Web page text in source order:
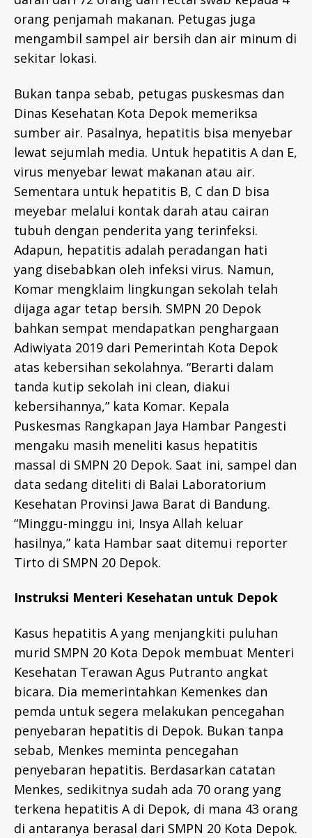
orang penjamah makanan. Petugas juga
mengambil sampel air bersih dan air minum di
sekitar lokasi.
Bukan tanpa sebab, petugas puskesmas dan
Dinas Kesehatan Kota Depok memeriksa
sumber air. Pasalnya, hepatitis bisa menyebar
lewat sejumlah media. Untuk hepatitis A dan E,
virus menyebar lewat makanan atau air.
Sementara untuk hepatitis B, C dan D bisa
meyebar melalui kontak darah atau cairan
tubuh dengan penderita yang terinfeksi.
Adapun, hepatitis adalah peradangan hati
yang disebabkan oleh infeksi virus. Namun,
Komar mengklaim lingkungan sekolah telah
dijaga agar tetap bersih. SMPN 20 Depok
bahkan sempat mendapatkan penghargaan
Adiwiyata 2019 dari Pemerintah Kota Depok
atas kebersihan sekolahnya. “Berarti dalam
tanda kutip sekolah ini clean, diakui
kebersihannya,” kata Komar. Kepala
Puskesmas Rangkapan Jaya Hambar Pangesti
mengaku masih meneliti kasus hepatitis
massal di SMPN 20 Depok. Saat ini, sampel dan
data sedang diteliti di Balai Laboratorium
Kesehatan Provinsi Jawa Barat di Bandung.
“Minggu-minggu ini, Insya Allah keluar
hasilnya,” kata Hambar saat ditemui reporter
Tirto di SMPN 20 Depok.
Instruksi Menteri Kesehatan untuk Depok
Kasus hepatitis A yang menjangkiti puluhan
murid SMPN 20 Kota Depok membuat Menteri
Kesehatan Terawan Agus Putranto angkat
bicara. Dia memerintahkan Kemenkes dan
pemda untuk segera melakukan pencegahan
penyebaran hepatitis di Depok. Bukan tanpa
sebab, Menkes meminta pencegahan
penyebaran hepatitis. Berdasarkan catatan
Menkes, sedikitnya sudah ada 70 orang yang
terkena hepatitis A di Depok, di mana 43 orang
di antaranya berasal dari SMPN 20 Kota Depok.